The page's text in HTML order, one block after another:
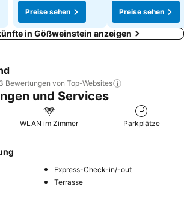
Preise sehen
Preise sehen
in Gößweinstein anzeigen
Bewertungen von Top-Websites
und Services
WLAN im Zimmer Parkplätze
Express-Check-in/-out
Terrasse